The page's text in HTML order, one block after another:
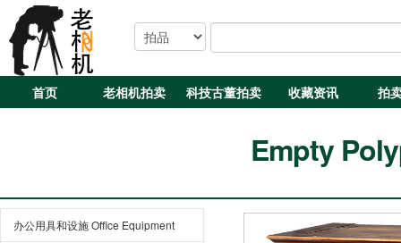
首页 老相机拍卖 科技古董拍卖 收藏资讯 拍
Empty
办公用具和设施 Office Equipment